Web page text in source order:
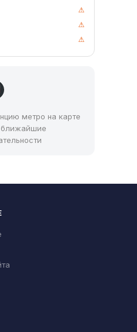
⚠
⚠
⚠
метро на карте
ближайшие